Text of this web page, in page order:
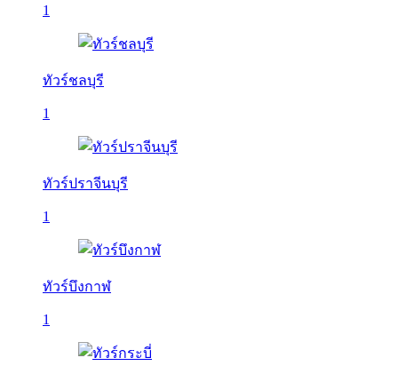
1
ทัวร์ชลบุรี
1
ทัวร์ปราจีนบุรี
1
ทัวร์บึงกาฬ
1